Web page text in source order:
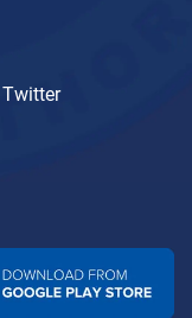
Twitter